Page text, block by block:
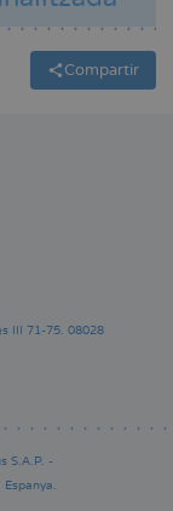
Compartir
III 71-75. 08028
S.A.P. -